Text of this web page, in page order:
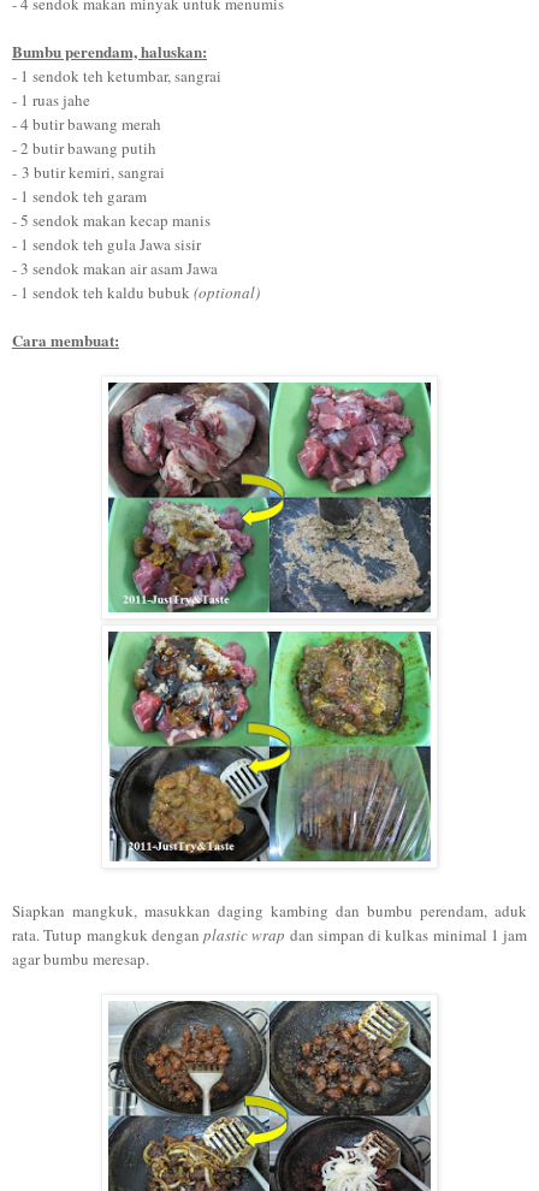
Bumbu perendam, haluskan:
- 1 sendok teh ketumbar, sangrai
- 1 ruas jahe
- 4 butir bawang merah
- 2 butir bawang putih
- 3 butir kemiri, sangrai
- 1 sendok teh garam
- 5 sendok makan kecap manis
- 1 sendok teh gula Jawa sisir
- 3 sendok makan air asam Jawa
- 1 sendok teh kaldu bubuk(optional)
Cara membuat:
Siapkan mangkuk, masukkan daging kambing dan bumbu perendam, aduk
rata. Tutup mangkuk dengan plastic wrap dan simpan di kulkas minimal 1 jam
agar bumbu meresap.